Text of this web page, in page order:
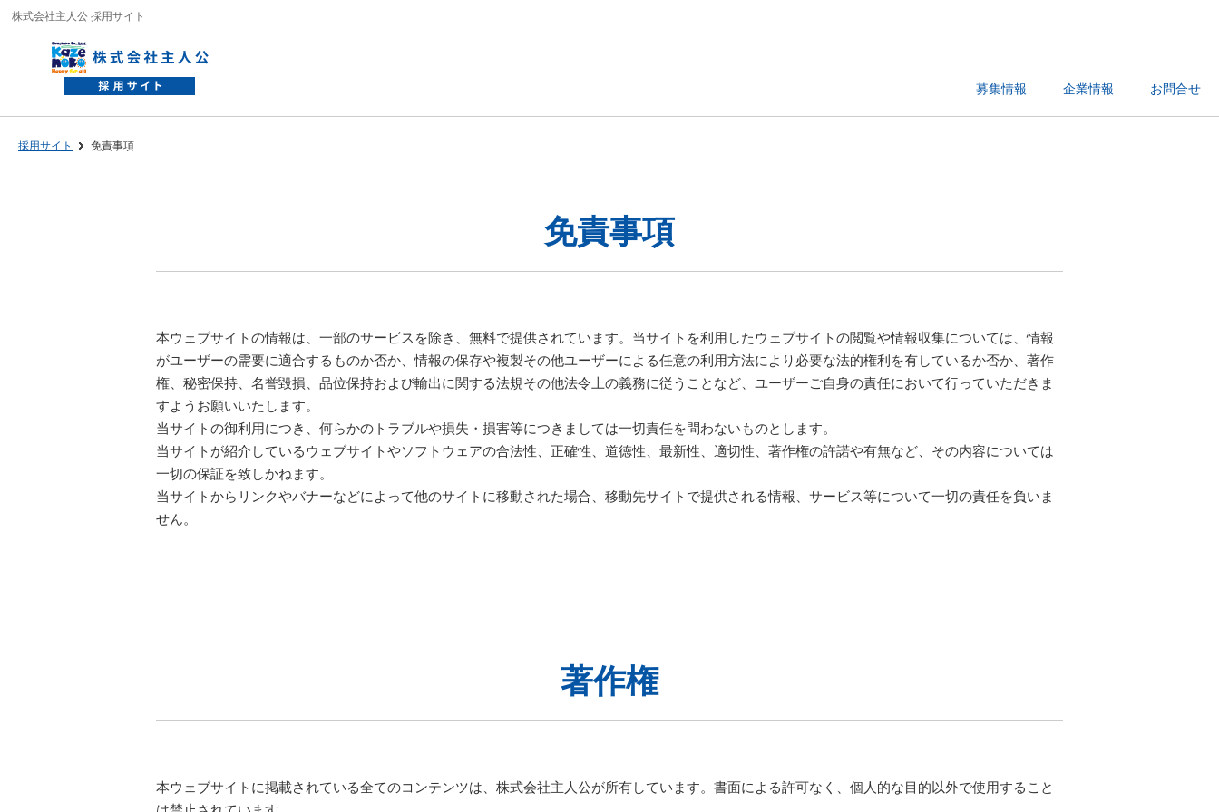
株式会社主人公 採用サイト
募集情報 企業情報 お問合せ
採用サイト 免責事項
免責事項
本ウェブサイトの情報は、一部のサービスを除き、無料で提供されています。当サイトを利用したウェブサイトの閲覧や情報収集については、情報
がユーザーの需要に適合するものか否か、情報の保存や複製その他ユーザーによる任意の利用方法により必要な法的権利を有しているか否か、著作
権、秘密保持、名誉毀損、品位保持および輸出に関する法規その他法令上の義務に従うことなど、ユーザーご自身の責任において行っていただきま
すようお願いいたします。
当サイトの御利用につき、何らかのトラブルや損失・損害等につきましては一切責任を問わないものとします。
当サイトが紹介しているウェブサイトやソフトウェアの合法性、正確性、道徳性、最新性、適切性、著作権の許諾や有無など、その内容については
一切の保証を致しかねます。
当サイトからリンクやバナーなどによって他のサイトに移動された場合、移動先サイトで提供される情報、サービス等について一切の責任を負いま
せん。
著作権
本ウェブサイトに掲載されている全てのコンテンツは、株式会社主人公が所有しています。書面による許可なく、個人的な目的以外で使用すること